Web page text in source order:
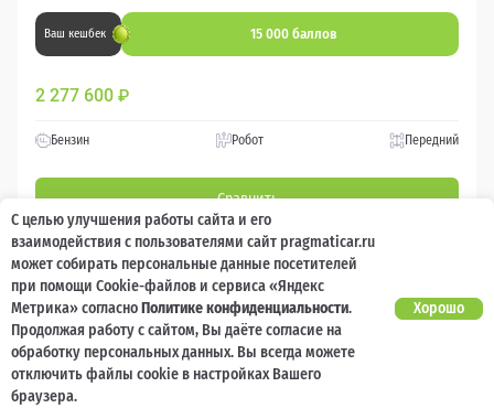
Ваш кешбек 15 000 баллов
2 277 600 ₽
Бензин Робот Передний
Сравнить
Подробнее
Перезвоним за минуту
С целью улучшения работы сайта и его
взаимодействия с пользователями сайт pragmaticar.ru
может собирать персональные данные посетителей
при помощи Cookie-файлов и сервиса «Яндекс
Метрика» согласноПолитике конфиденциальности.
Продолжая работу с сайтом, Вы даёте согласие на
обработку персональных данных. Вы всегда можете
отключить файлы cookie в настройках Вашего
браузера.
Хорошо